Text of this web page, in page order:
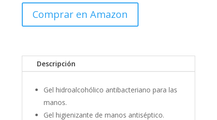
Comprar en Amazon
Descripción
Gel hidroalcohólico antibacteriano para las
manos.
Gel higienizante de manos antiséptico.